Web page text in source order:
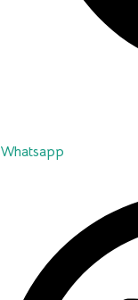
Whatsapp